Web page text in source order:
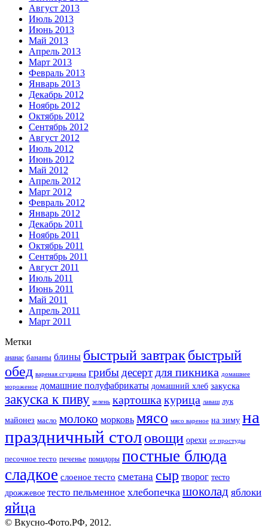
Август 2013
Июль 2013
Июнь 2013
Май 2013
Апрель 2013
Март 2013
Февраль 2013
Январь 2013
Декабрь 2012
Ноябрь 2012
Октябрь 2012
Сентябрь 2012
Август 2012
Июль 2012
Июнь 2012
Май 2012
Апрель 2012
Март 2012
Февраль 2012
Январь 2012
Декабрь 2011
Ноябрь 2011
Октябрь 2011
Сентябрь 2011
Август 2011
Июль 2011
Июнь 2011
Май 2011
Апрель 2011
Март 2011
Метки
ананас бананы блины быстрый завтрак быстрый
обед вареная сгущенка грибы десерт для пикника домашнее
мороженое домашние полуфабрикаты домашний хлеб закуска
закуска к пиву зелень картошка курица лаваш лук
майонез масло молоко морковь мясо мясо вареное на зиму на
праздничный столовощи орехи от простуды
песочное тесто печенье помидоры постные блюда
сладкое слоеное тесто сметана сыр творог тесто
дрожжевое тесто пельменное хлебопечка шоколад яблоки
яйца
© Вкусно-Фото.РФ, 2012.